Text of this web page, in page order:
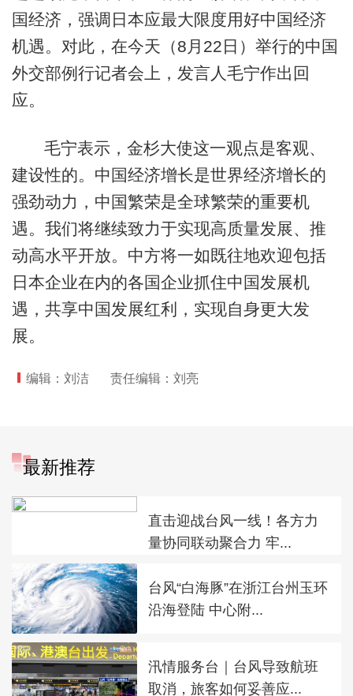
国经济，强调日本应最大限度用好中国经济
机遇。对此，在今天（8月22日）举行的中国
外交部例行记者会上，发言人毛宁作出回
应。
毛宁表示，金杉大使这一观点是客观、
建设性的。中国经济增长是世界经济增长的
强劲动力，中国繁荣是全球繁荣的重要机
遇。我们将继续致力于实现高质量发展、推
动高水平开放。中方将一如既往地欢迎包括
日本企业在内的各国企业抓住中国发展机
遇，共享中国发展红利，实现自身更大发
展。
编辑：刘洁 责任编辑：刘亮
最新推荐
直击迎战台风一线！各方力
量协同联动聚合力 牢...
台风“白海豚”在浙江台州玉环
沿海登陆 中心附...
汛情服务台｜台风导致航班
取消，旅客如何妥善应...